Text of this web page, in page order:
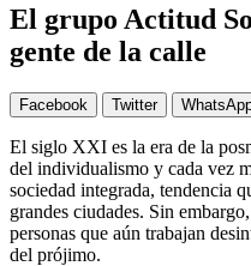
El grupo Actitud
gente de la calle
Facebook Twitter
El siglo XXI es la era de la
del individualismo y cada vez
sociedad integrada, tendencia
grandes ciudades. Sin
personas que aún trabajan
del prójimo.